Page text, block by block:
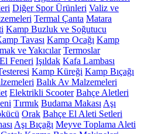
Diğer Spor Ürünleri Valiz ve
Termal Çanta Matara
Kamp Buzluk ve Soğutucu
Tavası Kamp Ocağı Kamp
ve Yakıcılar Termoslar
El Feneri Işıldak Kafa Lambası
Kamp Küreği Kamp Bıçağı
Balık Av Malzemeleri
Elektrikli Scooter Bahçe Aletleri
Tırmık Budama Makası Aşı
Orak Bahçe El Aleti Setleri
Aşı Bıçağı Meyve Toplama Aleti